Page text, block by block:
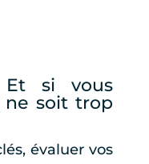
si vous
ne soit trop
évaluer vos